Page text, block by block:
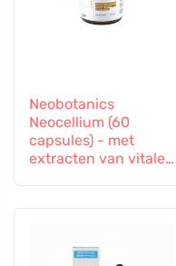
Neobotanics
Neocellium (60
capsules) - met
extracten van vitale